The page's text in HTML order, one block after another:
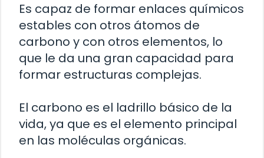
Es capaz de formar enlaces químicos
estables con otros átomos de
carbono y con otros elementos, lo
que le da una gran capacidad para
formar estructuras complejas.
El carbono es el ladrillo básico de la
vida, ya que es el elemento principal
en las moléculas orgánicas.